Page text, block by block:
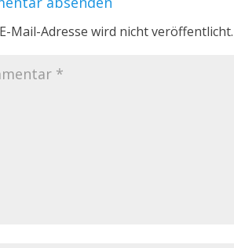
Mail-Adresse wird nicht veröffentlicht.